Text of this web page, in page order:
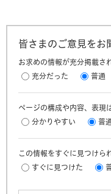
皆さまのご意見をお
お求めの情報が充分掲載さ
充分だった
普通
ページの構成や内容、表現
分かりやすい
普
この情報をすぐに見つけら
すぐに見つけた